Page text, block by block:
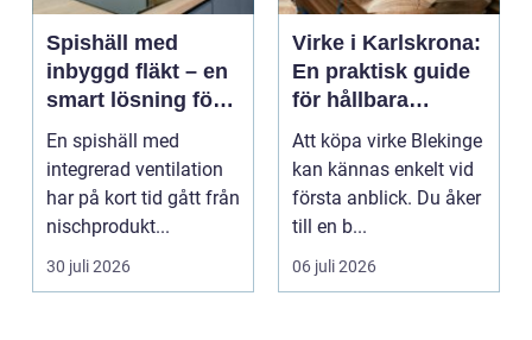
Spishäll med
inbyggd fläkt – en
smart lösning för
moderna kök
En spishäll med
integrerad ventilation
har på kort tid gått från
nischprodukt...
30 juli 2026
Virke i Karlskrona:
En praktisk guide
för hållbara
byggprojekt
Att köpa virke Blekinge
kan kännas enkelt vid
första anblick. Du åker
till en b...
06 juli 2026